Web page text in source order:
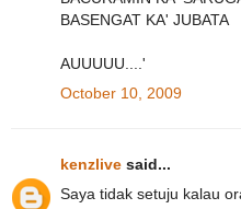
BASENGAT KA' JUBATA
AUUUUU....'
October 10, 2009
kenzlive said...
Saya tidak setuju kalau